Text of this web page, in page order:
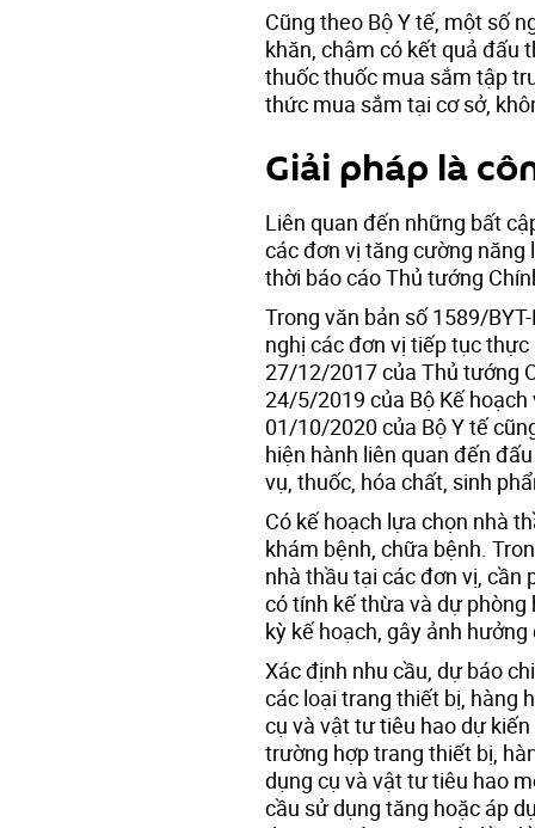
Cũng theo Bộ Y tế, một số
khăn, chậm có kết quả đấu
thuốc thuốc mua sắm tập
thức mua sắm tại cơ sở,
Giải pháp là
Liên quan đến những bất
các đơn vị tăng cường năng
thời báo cáo Thủ tướng
Trong văn bản số 1589/
nghị các đơn vị tiếp tục
27/12/2017 của Thủ tướng
24/5/2019 của Bộ Kế
01/10/2020 của Bộ Y tế
hiện hành liên quan đến
vụ, thuốc, hóa chất, sinh
Có kế hoạch lựa chọn nhà
khám bệnh, chữa bệnh.
nhà thầu tại các đơn vị, cần
có tính kế thừa và dự
kỳ kế hoạch, gây ảnh
Xác định nhu cầu, dự báo
các loại trang thiết bị, hàng
cụ và vật tư tiêu hao dự
trường hợp trang thiết bị,
dụng cụ và vật tư tiêu hao
cầu sử dụng tăng hoặc áp